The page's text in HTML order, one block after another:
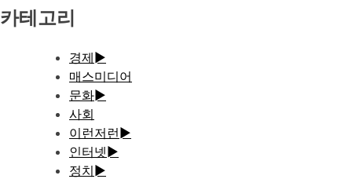
카테고리
경제►
매스미디어
문화►
사회
이런저런►
인터넷►
정치►